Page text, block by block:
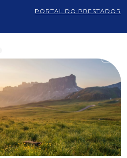
PORTAL DO PRESTADOR